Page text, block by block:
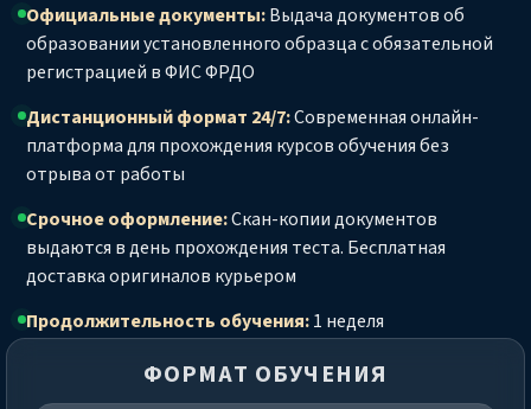
Официальные документы:Выдача документов об
образовании установленного образца с обязательной
регистрацией в ФИС ФРДО
Дистанционный формат 24/7:Современная онлайн-
платформа для прохождения курсов обучения без
отрыва от работы
Срочное оформление:Скан-копии документов
выдаются в день прохождения теста. Бесплатная
доставка оригиналов курьером
Продолжительность обучения:1 неделя
ФОРМАТ ОБУЧЕНИЯ